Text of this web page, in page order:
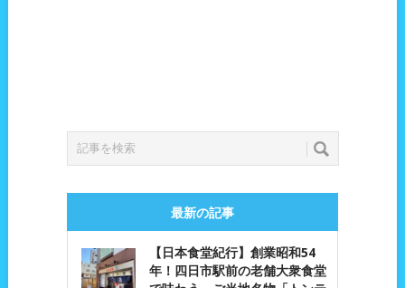
最新の記事
【日本食堂紀行】創業昭和54
年！四日市駅前の老舗大衆食堂